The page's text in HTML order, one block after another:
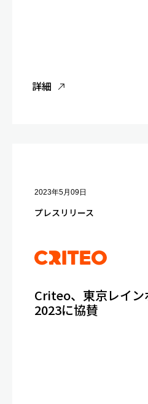
詳細
2023年5月09日
プレスリリース
Criteo、東京レイン
2023に協賛